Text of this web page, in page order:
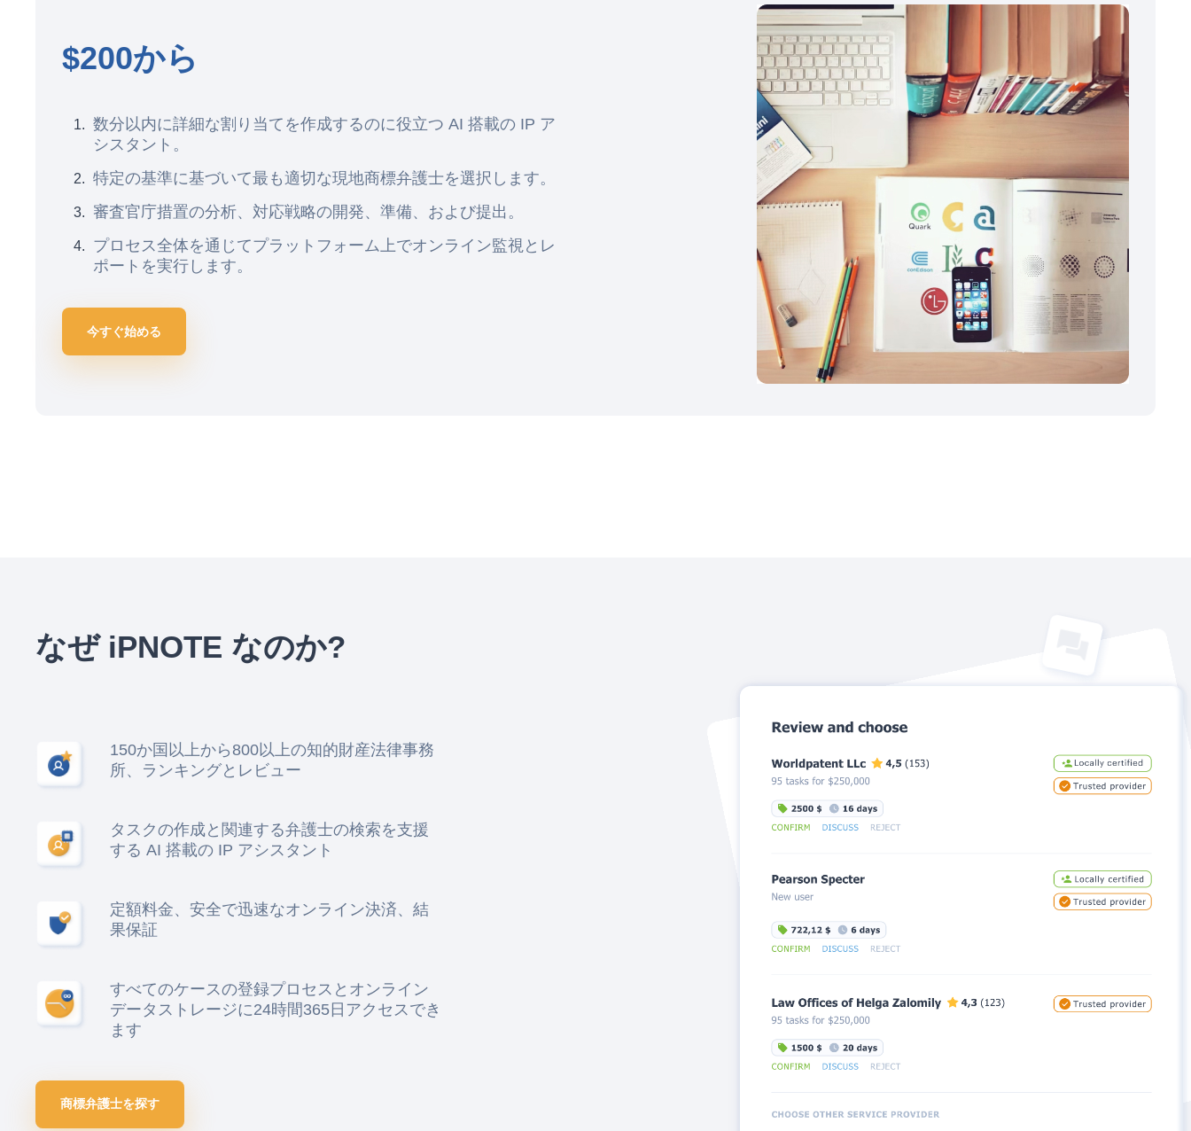
$200から
数分以内に詳細な割り当てを作成するのに役立つ AI 搭載の IP ア
シスタント。
特定の基準に基づいて最も適切な現地商標弁護士を選択します。
審査官庁措置の分析、対応戦略の開発、準備、および提出。
プロセス全体を通じてプラットフォーム上でオンライン監視とレ
ポートを実行します。
今すぐ始める
なぜ iPNOTE なのか?
150か国以上から800以上の知的財産法律事務
所、ランキングとレビュー
タスクの作成と関連する弁護士の検索を支援
する AI 搭載の IP アシスタント
定額料金、安全で迅速なオンライン決済、結
果保証
すべてのケースの登録プロセスとオンライン
データストレージに24時間365日アクセスでき
ます
商標弁護士を探す